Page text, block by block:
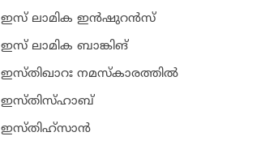
ഇസ് ലാമിക ഇന്‍ഷുറന്‍സ്‌
ഇസ് ലാമിക ബാങ്കിങ്‌
ഇസ്തിഖാറഃ നമസ്‌കാരത്തില്‍
ഇസ്തിസ്ഹാബ്
ഇസ്തിഹ്‌സാന്‍